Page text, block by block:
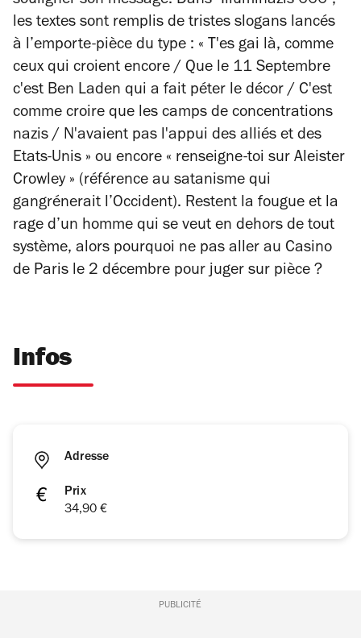
les textes sont remplis de tristes slogans lancés
à l’emporte-pièce du type : « T'es gai là, comme
ceux qui croient encore / Que le 11 Septembre
c'est Ben Laden qui a fait péter le décor / C'est
comme croire que les camps de concentrations
nazis / N'avaient pas l'appui des alliés et des
Etats-Unis » ou encore « renseigne-toi sur Aleister
Crowley » (référence au satanisme qui
gangrénerait l’Occident). Restent la fougue et la
rage d’un homme qui se veut en dehors de tout
système, alors pourquoi ne pas aller au Casino
de Paris le 2 décembre pour juger sur pièce ?
Infos
Adresse
Prix
34,90 €
PUBLICITÉ